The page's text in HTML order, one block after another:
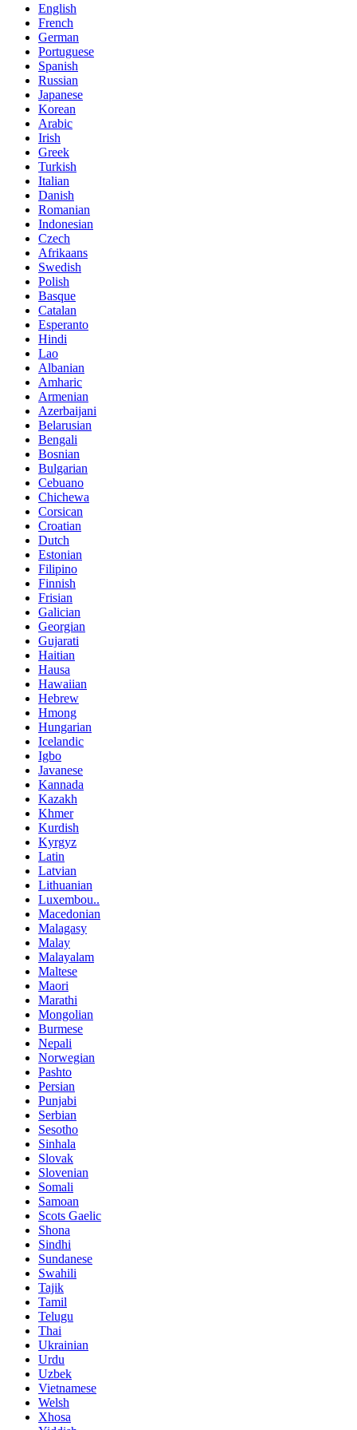
English
French
German
Portuguese
Spanish
Russian
Japanese
Korean
Arabic
Irish
Greek
Turkish
Italian
Danish
Romanian
Indonesian
Czech
Afrikaans
Swedish
Polish
Basque
Catalan
Esperanto
Hindi
Lao
Albanian
Amharic
Armenian
Azerbaijani
Belarusian
Bengali
Bosnian
Bulgarian
Cebuano
Chichewa
Corsican
Croatian
Dutch
Estonian
Filipino
Finnish
Frisian
Galician
Georgian
Gujarati
Haitian
Hausa
Hawaiian
Hebrew
Hmong
Hungarian
Icelandic
Igbo
Javanese
Kannada
Kazakh
Khmer
Kurdish
Kyrgyz
Latin
Latvian
Lithuanian
Luxembou..
Macedonian
Malagasy
Malay
Malayalam
Maltese
Maori
Marathi
Mongolian
Burmese
Nepali
Norwegian
Pashto
Persian
Punjabi
Serbian
Sesotho
Sinhala
Slovak
Slovenian
Somali
Samoan
Scots Gaelic
Shona
Sindhi
Sundanese
Swahili
Tajik
Tamil
Telugu
Thai
Ukrainian
Urdu
Uzbek
Vietnamese
Welsh
Xhosa